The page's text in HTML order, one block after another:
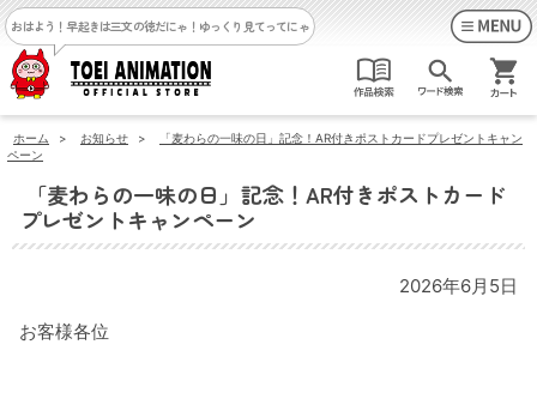
おはよう！早起きは三文の徳だにゃ！ ゆっくり見てってにゃ
ホーム > お知らせ >
「麦わらの一味の日」記念！AR付きポストカードプレゼントキャン
ペーン
「麦わらの一味の日」記念！AR付きポストカード
プレゼントキャンペーン
2026年6月5日
お客様各位